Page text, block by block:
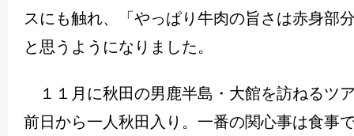
スにも触れ、「やっぱり牛肉の旨さは赤身部
と思うようになりました。
１１月に秋田の男鹿半島・大館を訪ねるツ
前日から一人秋田入り。一番の関心事は食事